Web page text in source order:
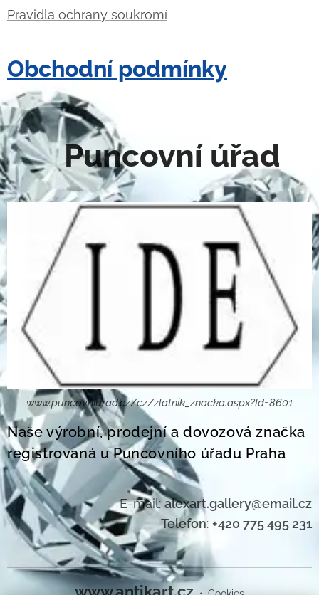
Pravidla ochrany soukromí
Obchodní podmínky
Puncovní úřad
www.puncovniurad.cz/cz/zlatnik_znacka.aspx?Id=8601
Naše výrobní, prodejní a dovozová značka
registrovaná u Puncovního úřadu Praha
E-mail:alexart.gallery@email.cz
Telefon: +420 775 495 231